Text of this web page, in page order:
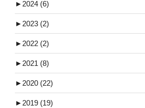
► 2024 (6)
► 2023 (2)
► 2022 (2)
► 2021 (8)
► 2020 (22)
► 2019 (19)